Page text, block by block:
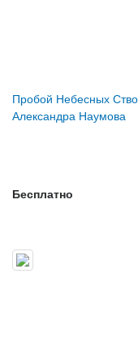
Пробой Небесных
Александра Наумова
Бесплатно